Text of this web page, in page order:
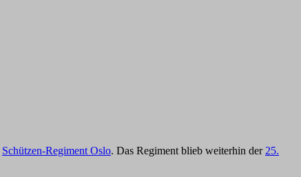
Schützen-Regiment Oslo. Das Regiment blieb weiterhin der 25.